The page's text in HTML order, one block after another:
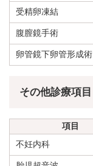
受精卵凍結
腹膣鏡手術
卵管鏡下卵管形成術
その他診療項目
項目
不妊内科